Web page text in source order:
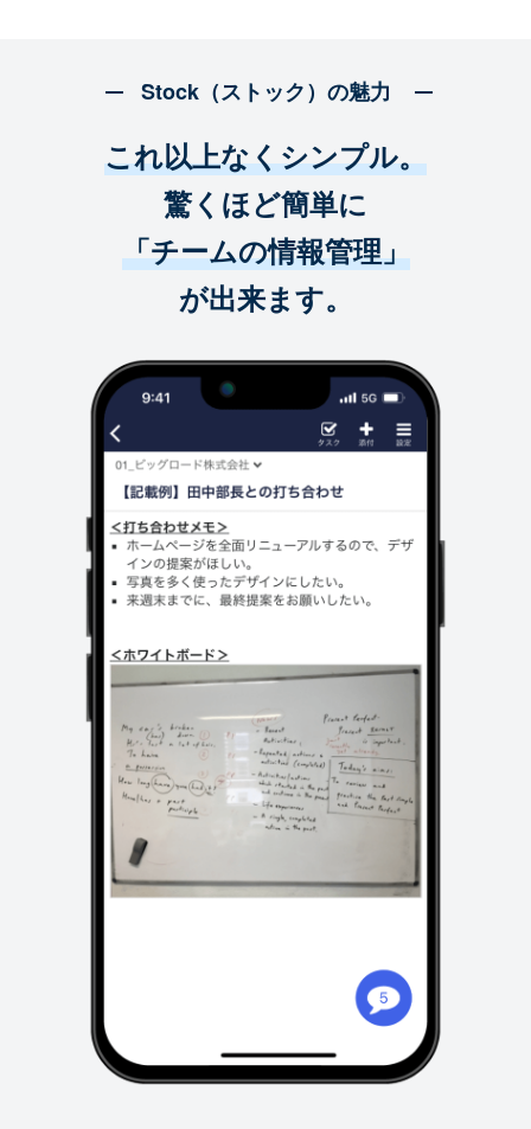
Stock（ストック）の魅力
これ以上なくシンプル。
驚くほど簡単に
「チームの情報管理」
が出来ます。